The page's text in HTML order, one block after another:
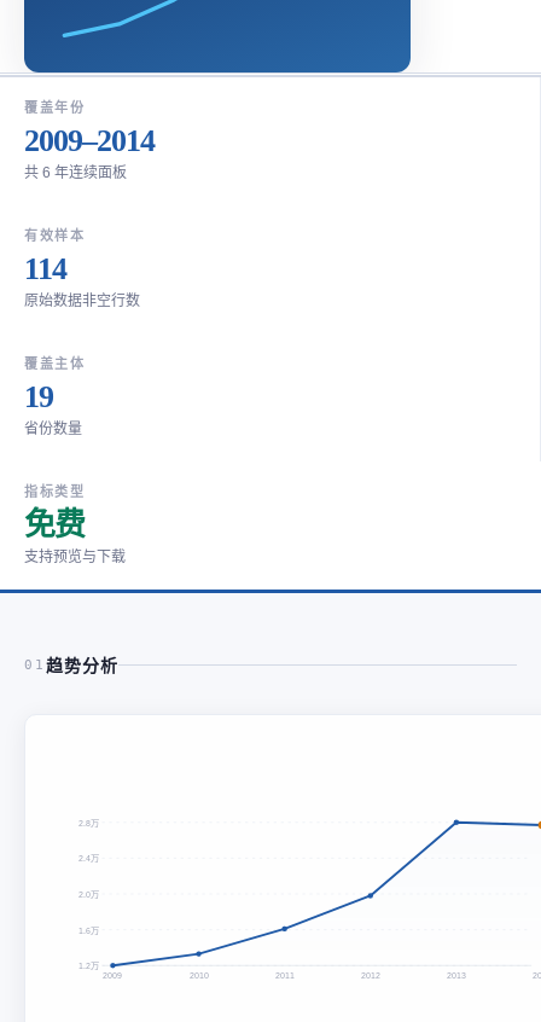
覆盖年份
2009–2014
共 6 年连续面板
有效样本
114
原始数据非空行数
覆盖主体
19
省份数量
指标类型
免费
支持预览与下载
01 趋势分析
2.8万
2.4万
2.0万
1.6万
1.2万
2009 2010 2011 2012 2013